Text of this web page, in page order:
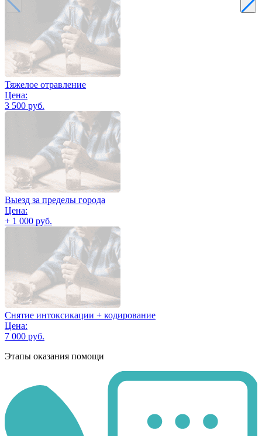
Тяжелое отравление
Цена:
3 500 руб.
Выезд за пределы города
Цена:
+ 1 000 руб.
Снятие интоксикации + кодирование
Цена:
7 000 руб.
Этапы оказания помощи